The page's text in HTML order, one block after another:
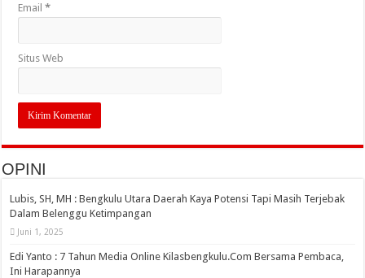
Email*
Situs Web
OPINI
Lubis, SH, MH : Bengkulu Utara Daerah Kaya Potensi Tapi Masih Terjebak
Dalam Belenggu Ketimpangan
Juni 1, 2025
Edi Yanto : 7 Tahun Media Online Kilasbengkulu.Com Bersama Pembaca,
Ini Harapannya